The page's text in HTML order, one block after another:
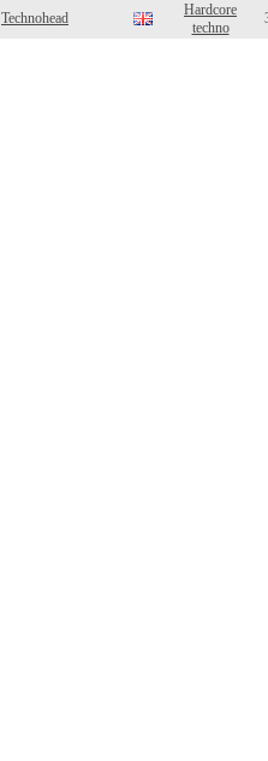
Technohead
Hardcore
techno